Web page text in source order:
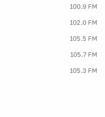
100.9 FM
102.0 FM
105.5 FM
105.7 FM
105.3 FM